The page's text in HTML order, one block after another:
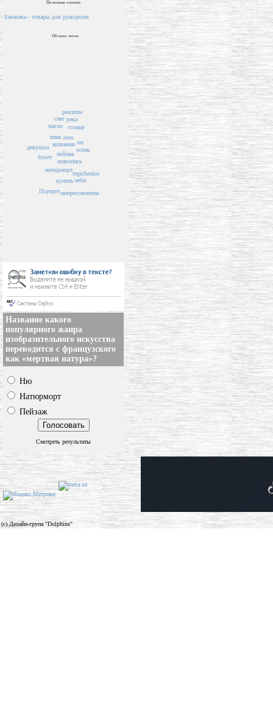
Полезные ссылки
Ежевика - товары для рукоделия
Облако тегов
пейзаж
названия
живопись
лето
натюрморт
купить
солнце
лес
зима
осень
букет
масло
река
снег
tegicheskie
реализм
небо
импрессионизм
Портрет
девушка
Название какого
популярного жанра
изобразительного искусства
переводится с французского
как «мертвая натура»?
Ню
Натюрморт
Пейзаж
Смотреть результаты
(c) Дизайн-група "Dolphins"